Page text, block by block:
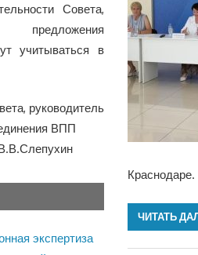
Краснодаре.
ЧИТАТЬ
Совета,
предложения
учитываться в
руководитель
ВПП
экспертиза